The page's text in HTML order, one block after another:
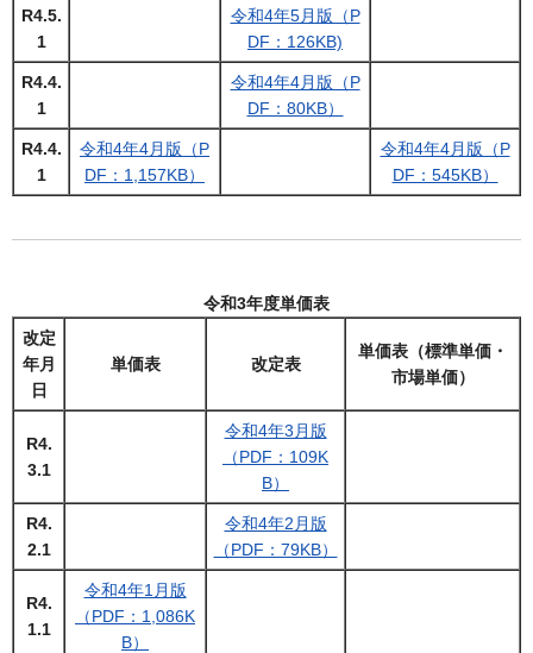
R4.5.
1
令和4年5月版（P
DF：126KB)
R4.4.
1
令和4年4月版（P
DF：80KB）
R4.4.
1
令和4年4月版（P
DF：1,157KB）
令和4年4月版（P
DF：545KB）
令和3年度単価表
改定
年月
日
単価表 改定表
単価表（標準単価・
市場単価）
R4.
3.1
令和4年3月版
（PDF：109K
B）
R4.
2.1
令和4年2月版
（PDF：79KB）
R4.
1.1
令和4年1月版
（PDF：1,086K
B）